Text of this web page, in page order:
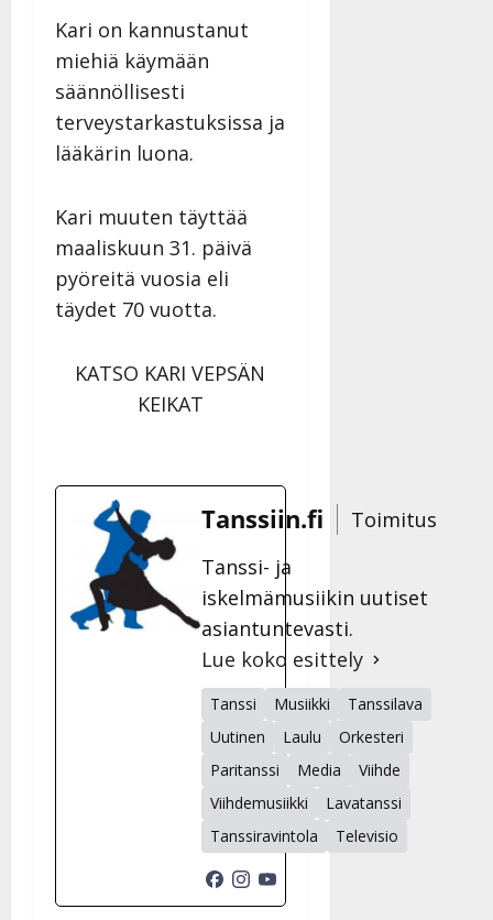
Kari on kannustanut
miehiä käymään
säännöllisesti
terveystarkastuksissa ja
lääkärin luona.
Kari muuten täyttää
maaliskuun 31. päivä
pyöreitä vuosia eli
täydet 70 vuotta.
KATSO KARI VEPSÄN
KEIKAT
Tanssiin.fi
Toimitus
Tanssi- ja
iskelmämusiikin uutiset
asiantuntevasti.
Lue koko esittely
Tanssi Musiikki
Tanssilava
Uutinen
Laulu
Orkesteri
Paritanssi
Media
Viihde
Viihdemusiikki
Lavatanssi
Tanssiravintola
Televisio